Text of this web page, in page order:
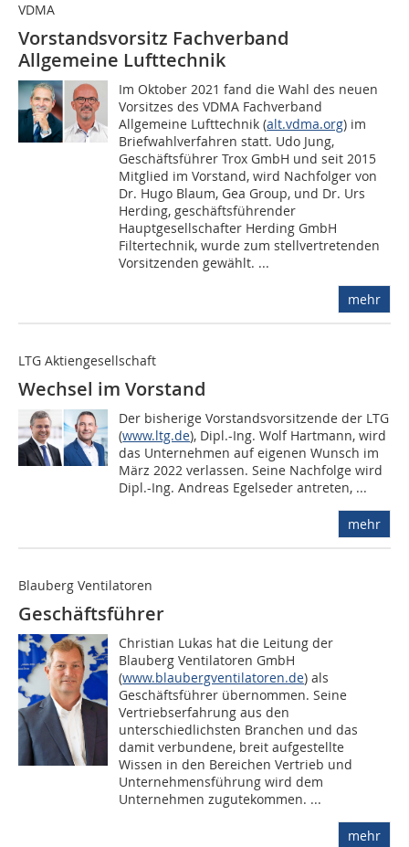
VDMA
Vorstandsvorsitz Fachverband
Allgemeine Lufttechnik
Im Oktober 2021 fand die Wahl des neuen
Vorsitzes des VDMA Fachverband
Allgemeine Lufttechnik (alt.vdma.org) im
Briefwahlverfahren statt. Udo Jung,
Geschäftsführer Trox GmbH und seit 2015
Mitglied im Vorstand, wird Nachfolger von
Dr. Hugo Blaum, Gea Group, und Dr. Urs
Herding, geschäftsführender
Hauptgesellschafter Herding GmbH
Filtertechnik, wurde zum stellvertretenden
Vorsitzenden gewählt. ...
mehr
LTG Aktiengesellschaft
Wechsel im Vorstand
Der bisherige Vorstandsvorsitzende der LTG
(www.ltg.de), Dipl.-Ing. Wolf Hartmann, wird
das Unternehmen auf eigenen Wunsch im
März 2022 verlassen. Seine Nachfolge wird
Dipl.-Ing. Andreas Egelseder antreten, ...
mehr
Blauberg Ventilatoren
Geschäftsführer
Christian Lukas hat die Leitung der
Blauberg Ventilatoren GmbH
(www.blaubergventilatoren.de) als
Geschäftsführer übernommen. Seine
Vertriebserfahrung aus den
unterschiedlichsten Branchen und das
damit verbundene, breit aufgestellte
Wissen in den Bereichen Vertrieb und
Unternehmensführung wird dem
Unternehmen zugutekommen. ...
mehr